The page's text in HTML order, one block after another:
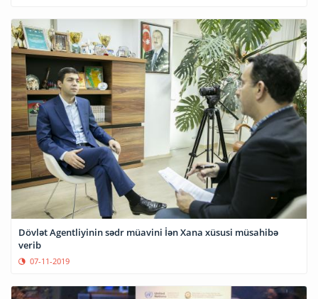
Dövlət Agentliyinin sədr müavini İən Xana xüsusi müsahibə
verib
07-11-2019